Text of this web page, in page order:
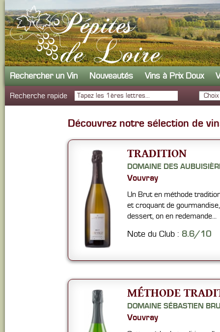
Rechercher un Vin Nouveautés Vins à Prix Doux
Recherche rapide
Découvrez notre sélection de
TRADITION
DOMAINE DES
Vouvray
Un Brut en méthode
et croquant de
dessert, on en redemande...
Note du Club : 8.6/10
MÉTHODE
DOMAINE SÉBASTIEN
Vouvray